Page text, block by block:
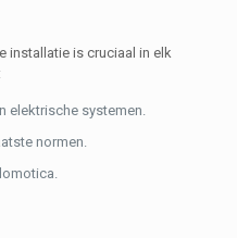
installatie is cruciaal in elk
elektrische systemen.
normen.